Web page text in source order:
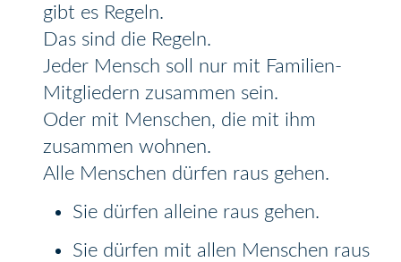
gibt es Regeln.
Das sind die Regeln.
Jeder Mensch soll nur mit Familien-
Mitgliedern zusammen sein.
Oder mit Menschen, die mit ihm
zusammen wohnen.
Alle Menschen dürfen raus gehen.
Sie dürfen alleine raus gehen.
Sie dürfen mit allen Menschen raus